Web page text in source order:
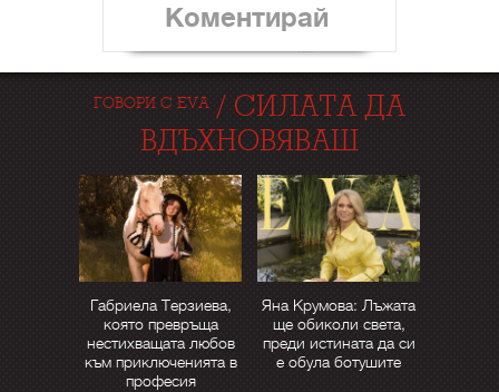
Коментирай
ГОВОРИ С EVA / СИЛАТА ДА
ВДЪХНОВЯВАШ
Габриела Терзиева,
която превръща
нестихващата любов
към приключенията в
професия
Яна Крумова: Лъжата
ще обиколи света,
преди истината да си
е обула ботушите